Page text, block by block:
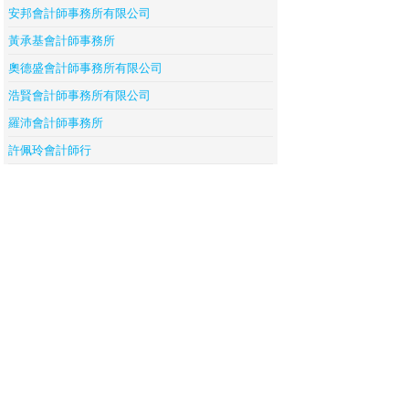
安邦會計師事務所有限公司
黃承基會計師事務所
奧德盛會計師事務所有限公司
浩賢會計師事務所有限公司
羅沛會計師事務所
許佩玲會計師行